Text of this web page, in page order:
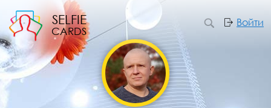
SELFIE
CARDS
Войти